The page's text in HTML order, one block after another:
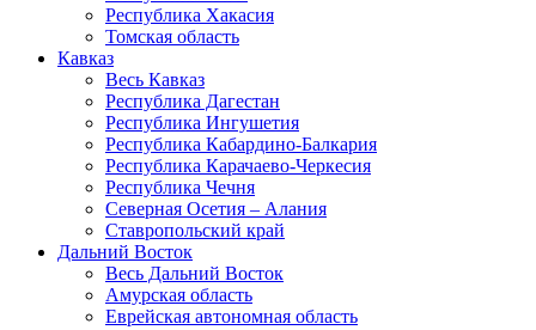
Республика Хакасия
Томская область
Кавказ
Весь Кавказ
Республика Дагестан
Республика Ингушетия
Республика Кабардино-Балкария
Республика Карачаево-Черкесия
Республика Чечня
Северная Осетия – Алания
Ставропольский край
Дальний Восток
Весь Дальний Восток
Амурская область
Еврейская автономная область